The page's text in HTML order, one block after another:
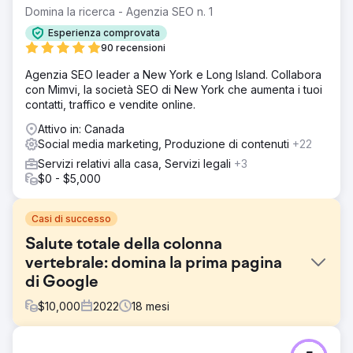
Domina la ricerca - Agenzia SEO n. 1
Esperienza comprovata
90 recensioni
Agenzia SEO leader a New York e Long Island. Collabora
con Mimvi, la società SEO di New York che aumenta i tuoi
contatti, traffico e vendite online.
Attivo in: Canada
Social media marketing, Produzione di contenuti +22
Servizi relativi alla casa, Servizi legali +3
$0 - $5,000
Casi di successo
Salute totale della colonna
vertebrale: domina la prima pagina
di Google
$10,000 2022 18 mesi